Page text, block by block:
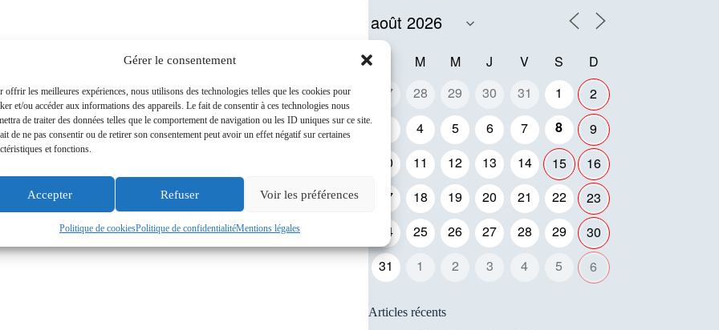
Gérer le consentement
offrir les meilleures expériences, nous utilisons des technologies telles que les cookies pour
et/ou accéder aux informations des appareils. Le fait de consentir à ces technologies nous
de traiter des données telles que le comportement de navigation ou les ID uniques sur ce site.
de ne pas consentir ou de retirer son consentement peut avoir un effet négatif sur certaines
et fonctions.
Accepter Refuser Voir les préférences
Politique de cookiesPolitique de confidentialitéMentions légales
M M J V S
D
27
28 29 30 31 1
2
4 5 6 7 8
9
10
11 12 13 14 15
16
17
18 19 20 21 22
23
24
25 26 27 28 29
30
31
1 2 3 4 5 6
Articles récents